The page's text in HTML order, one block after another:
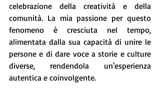
celebrazione della creatività e della
comunità. La mia passione per questo
fenomeno è cresciuta nel tempo,
alimentata dalla sua capacità di unire le
persone e di dare voce a storie e culture
diverse, rendendola un'esperienza
autentica e coinvolgente.